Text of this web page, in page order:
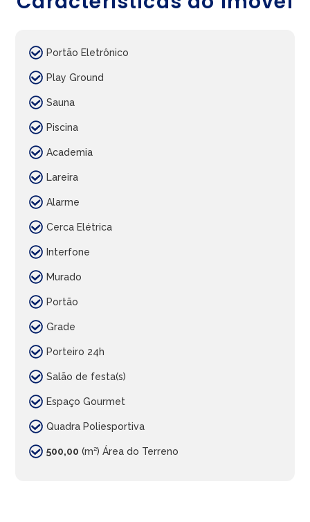
Portão Eletrônico
Play Ground
Sauna
Piscina
Academia
Lareira
Alarme
Cerca Elétrica
Interfone
Murado
Portão
Grade
Porteiro 24h
Salão de festa(s)
Espaço Gourmet
Quadra Poliesportiva
500,00 (m²) Área do Terreno